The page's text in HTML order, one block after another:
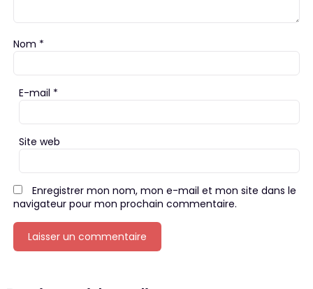
Nom *
E-mail *
Site web
Enregistrer mon nom, mon e-mail et mon site dans le
navigateur pour mon prochain commentaire.